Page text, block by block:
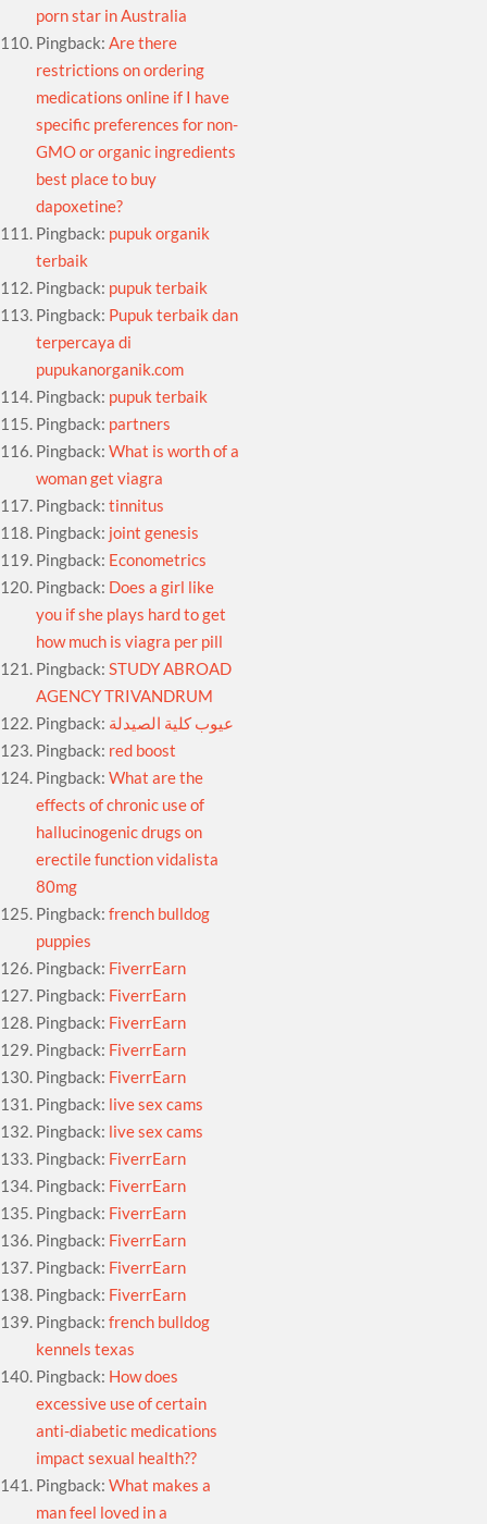
porn star in Australia
Pingback:Are there
restrictions on ordering
medications online if I have
specific preferences for non-
GMO or organic ingredients
best place to buy
dapoxetine?
Pingback: pupuk organik
terbaik
Pingback: pupuk terbaik
Pingback: Pupuk terbaik dan
terpercaya di
pupukanorganik.com
Pingback: pupuk terbaik
Pingback: partners
Pingback:What is worth of a
woman get viagra
Pingback:tinnitus
Pingback: joint genesis
Pingback: Econometrics
Pingback: Does a girl like
you if she plays hard to get
how much is viagra per pill
Pingback:STUDY ABROAD
AGENCY TRIVANDRUM
Pingback: عيوب كلية الصيدلة
Pingback: red boost
Pingback:What are the
effects of chronic use of
hallucinogenic drugs on
erectile function vidalista
80mg
Pingback:french bulldog
puppies
Pingback: FiverrEarn
Pingback: FiverrEarn
Pingback: FiverrEarn
Pingback: FiverrEarn
Pingback: FiverrEarn
Pingback: live sex cams
Pingback: live sex cams
Pingback: FiverrEarn
Pingback: FiverrEarn
Pingback: FiverrEarn
Pingback: FiverrEarn
Pingback: FiverrEarn
Pingback: FiverrEarn
Pingback:french bulldog
kennels texas
Pingback: How does
excessive use of certain
anti-diabetic medications
impact sexual health??
Pingback:What makes a
man feel loved in a